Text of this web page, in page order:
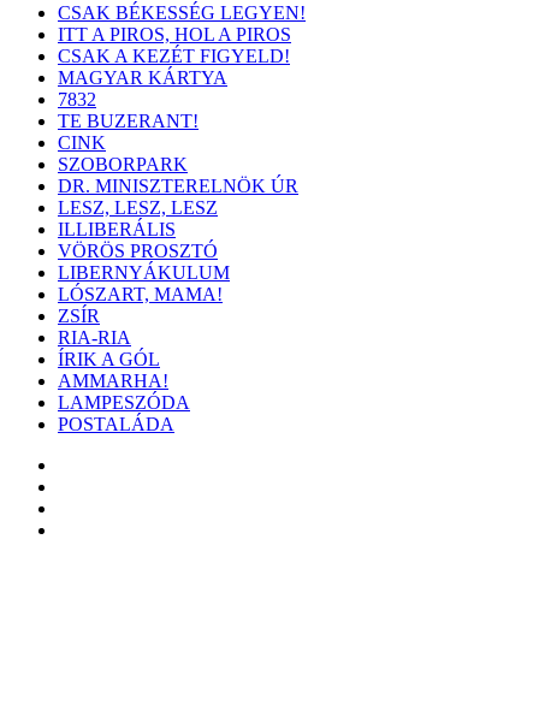
CSAK BÉKESSÉG LEGYEN!
ITT A PIROS, HOL A PIROS
CSAK A KEZÉT FIGYELD!
MAGYAR KÁRTYA
7832
TE BUZERANT!
CINK
SZOBORPARK
DR. MINISZTERELNÖK ÚR
LESZ, LESZ, LESZ
ILLIBERÁLIS
VÖRÖS PROSZTÓ
LIBERNYÁKULUM
LÓSZART, MAMA!
ZSÍR
RIA-RIA
ÍRIK A GÓL
AMMARHA!
LAMPESZÓDA
POSTALÁDA